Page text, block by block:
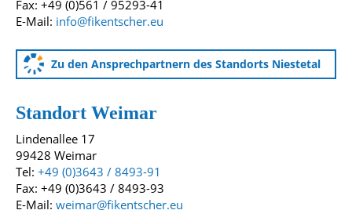
Fax: +49 (0)561 / 95293-41
E-Mail: info@fikentscher.eu
Zu den Ansprechpartnern des Standorts Niestetal
Standort Weimar
Lindenallee 17
99428 Weimar
Tel: +49 (0)3643 / 8493-91
Fax: +49 (0)3643 / 8493-93
E-Mail: weimar@fikentscher.eu